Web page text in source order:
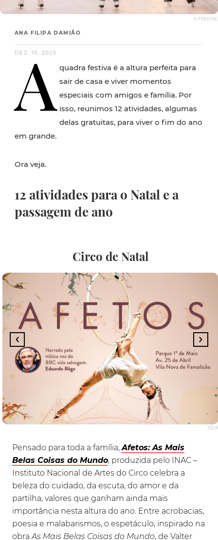
© FREEPIK.
ANA FILIPA DAMIÃO
DEZ. 19, 2025
A quadra festiva é a altura perfeita para
sair de casa e viver momentos
especiais com amigos e família. Por
isso, reunimos 12 atividades, algumas
delas gratuitas, para viver o fim do ano
em grande.
Ora veja.
12 atividades para o Natal e a
passagem de ano
Circo de Natal
©D.R
Pensado para toda a família,Afetos: As Mais
Belas Coisas do Mundo, produzida pelo INAC –
Instituto Nacional de Artes do Circo celebra a
beleza do cuidado, da escuta, do amor e da
partilha, valores que ganham ainda mais
importância nesta altura do ano. Entre acrobacias,
poesia e malabarismos, o espetáculo, inspirado na
obraAs Mais Belas Coisas do Mundo, de Valter